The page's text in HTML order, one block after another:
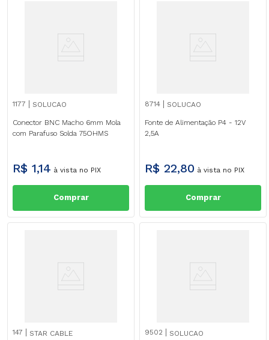
1177 SOLUCAO
Conector BNC Macho 6mm Mola
com Parafuso Solda 75OHMS
R$ 1,14 à vista no PIX
Comprar
8714 SOLUCAO
Fonte de Alimentação P4 - 12V
2,5A
R$ 22,80 à vista no PIX
Comprar
147 STAR CABLE 9502 SOLUCAO